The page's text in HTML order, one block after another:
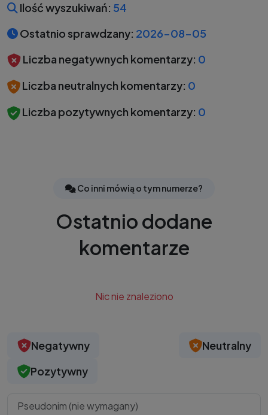
Ilość wyszukiwań: 54
Ostatnio sprawdzany: 2026-08-05
Liczba negatywnych komentarzy: 0
Liczba neutralnych komentarzy: 0
Liczba pozytywnych komentarzy: 0
Co inni mówią o tym numerze?
Ostatnio dodane
komentarze
Nic nie znaleziono
Negatywny
Neutralny
Pozytywny